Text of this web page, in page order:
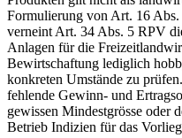
Formulierung von Art. 16
verneint Art. 34 Abs. 5 RPV
Anlagen für die
Bewirtschaftung lediglich
konkreten Umstände zu
fehlende Gewinn- und
gewissen Mindestgrösse oder
Betrieb Indizien für das